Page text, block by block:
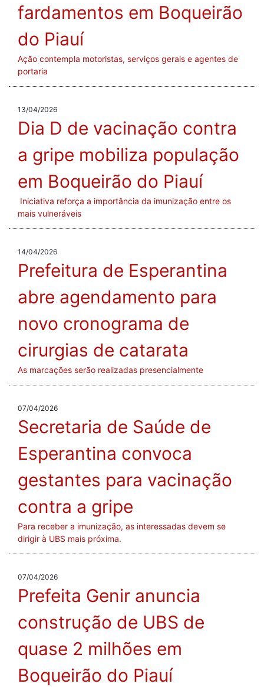
fardamentos em Boqueirão
do Piauí
Ação contempla motoristas, serviços gerais e agentes de
portaria
13/04/2026
Dia D de vacinação contra
a gripe mobiliza população
em Boqueirão do Piauí
Iniciativa reforça a importância da imunização entre os
mais vulneráveis
14/04/2026
Prefeitura de Esperantina
abre agendamento para
novo cronograma de
cirurgias de catarata
As marcações serão realizadas presencialmente
07/04/2026
Secretaria de Saúde de
Esperantina convoca
gestantes para vacinação
contra a gripe
Para receber a imunização, as interessadas devem se
dirigir à UBS mais próxima.
07/04/2026
Prefeita Genir anuncia
construção de UBS de
quase 2 milhões em
Boqueirão do Piauí